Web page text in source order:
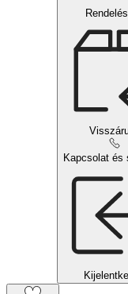
Kapcsolat és